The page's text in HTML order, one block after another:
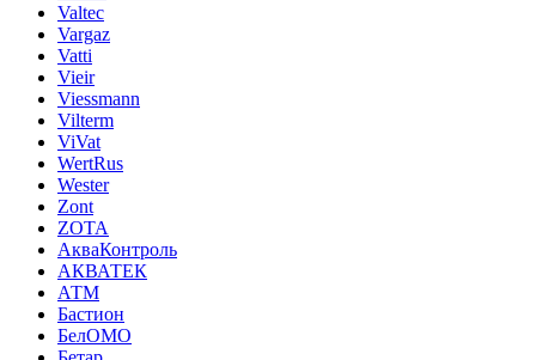
Valtec
Vargaz
Vatti
Vieir
Viessmann
Vilterm
ViVat
WertRus
Wester
Zont
ZOTA
АкваКонтроль
АКВАТЕК
АТМ
Бастион
БелОМО